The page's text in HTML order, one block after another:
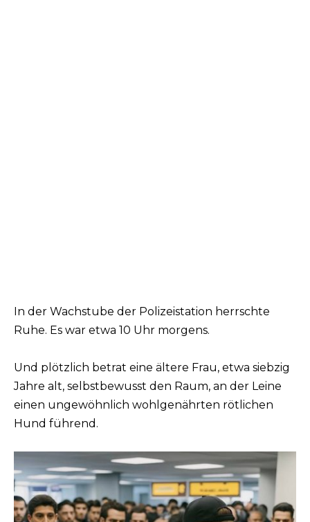
In der Wachstube der Polizeistation herrschte
Ruhe. Es war etwa 10 Uhr morgens.
Und plötzlich betrat eine ältere Frau, etwa siebzig
Jahre alt, selbstbewusst den Raum, an der Leine
einen ungewöhnlich wohlgenährten rötlichen
Hund führend.